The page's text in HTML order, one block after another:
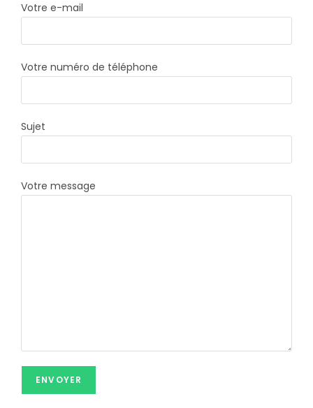
Votre e-mail
Votre numéro de téléphone
Sujet
Votre message